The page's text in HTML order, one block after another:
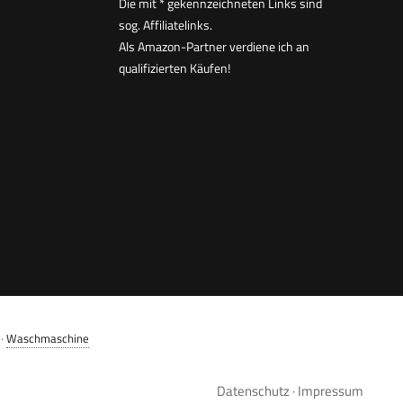
sog. Affiliatelinks.
Als Amazon-Partner verdiene ich an
qualifizierten Käufen!
· Waschmaschine
Datenschutz·Impressum